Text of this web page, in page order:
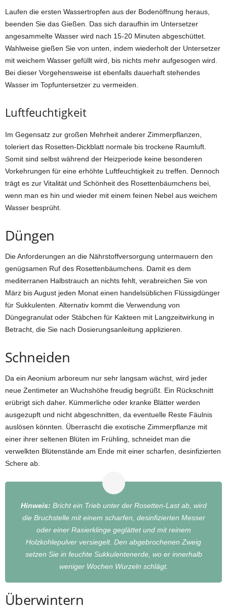
Laufen die ersten Wassertropfen aus der Bodenöffnung heraus,
beenden Sie das Gießen. Das sich daraufhin im Untersetzer
angesammelte Wasser wird nach 15-20 Minuten abgeschüttet.
Wahlweise gießen Sie von unten, indem wiederholt der Untersetzer
mit weichem Wasser gefüllt wird, bis nichts mehr aufgesogen wird.
Bei dieser Vorgehensweise ist ebenfalls dauerhaft stehendes
Wasser im Topfuntersetzer zu vermeiden.
Luftfeuchtigkeit
Im Gegensatz zur großen Mehrheit anderer Zimmerpflanzen,
toleriert das Rosetten-Dickblatt normale bis trockene Raumluft.
Somit sind selbst während der Heizperiode keine besonderen
Vorkehrungen für eine erhöhte Luftfeuchtigkeit zu treffen. Dennoch
trägt es zur Vitalität und Schönheit des Rosettenbäumchens bei,
wenn man es hin und wieder mit einem feinen Nebel aus weichem
Wasser besprüht.
Düngen
Die Anforderungen an die Nährstoffversorgung untermauern den
genügsamen Ruf des Rosettenbäumchens. Damit es dem
mediterranen Halbstrauch an nichts fehlt, verabreichen Sie von
März bis August jeden Monat einen handelsüblichen Flüssigdünger
für Sukkulenten. Alternativ kommt die Verwendung von
Düngegranulat oder Stäbchen für Kakteen mit Langzeitwirkung in
Betracht, die Sie nach Dosierungsanleitung applizieren.
Schneiden
Da ein Aeonium arboreum nur sehr langsam wächst, wird jeder
neue Zentimeter an Wuchshöhe freudig begrüßt. Ein Rückschnitt
erübrigt sich daher. Kümmerliche oder kranke Blätter werden
ausgezupft und nicht abgeschnitten, da eventuelle Reste Fäulnis
auslösen könnten. Überrascht die exotische Zimmerpflanze mit
einer ihrer seltenen Blüten im Frühling, schneidet man die
verwelkten Blütenstände am Ende mit einer scharfen, desinfizierten
Schere ab.
Hinweis: Bricht ein Trieb unter der Rosetten-Last ab, wird
die Bruchstelle mit einem scharfen, desinfizierten Messer
oder einer Rasierklinge geglättet und mit reinem
Holzkohlepulver versiegelt. Den abgebrochenen Zweig
setzen Sie in feuchte Sukkulentenerde, wo er innerhalb
weniger Wochen Wurzeln schlägt.
Überwintern